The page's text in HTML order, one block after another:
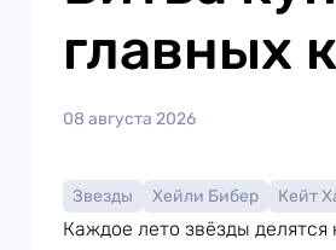
главных
08 августа 2026
Звезды Хейли Бибер Кейт
Каждое лето звёзды